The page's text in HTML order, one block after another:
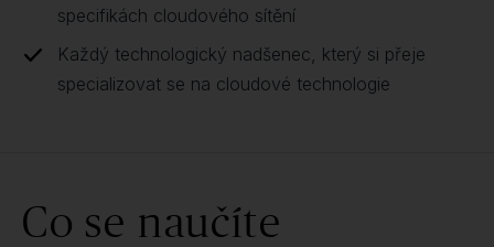
specifikách cloudového sítění
Každý technologický nadšenec, který si přeje
specializovat se na cloudové technologie
Co se naučíte